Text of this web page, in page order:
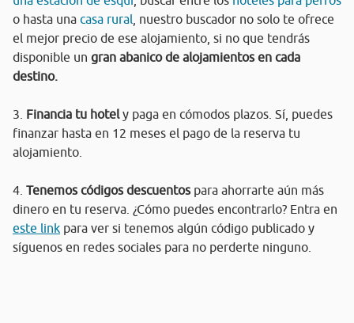
o hasta una casa rural , nuestro buscador no solo te ofrece
el mejor precio de ese alojamiento, si no que tendrás
disponible un gran abanico de alojamientos en cada
destino.
3. Financia tu hotely paga en cómodos plazos. Sí, puedes
finanzar hasta en 12 meses el pago de la reserva tu
alojamiento.
4. Tenemos códigos descuentos para ahorrarte aún más
dinero en tu reserva. ¿Cómo puedes encontrarlo? Entra en
este link para ver si tenemos algún código publicado y
síguenos en redes sociales para no perderte ninguno.